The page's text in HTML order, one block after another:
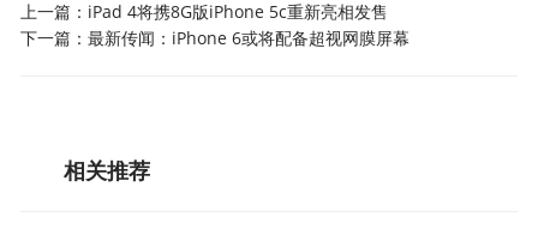
上一篇： iPad 4将携8G版iPhone 5c重新亮相发售
下一篇：最新传闻：iPhone 6或将配备超视网膜屏幕
相关推荐